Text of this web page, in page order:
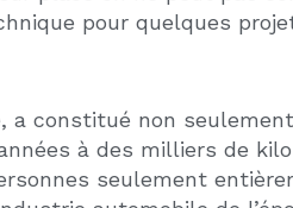
Etat qui doit présenter
possible, des projets
L’implantation de
à un style de vie plus